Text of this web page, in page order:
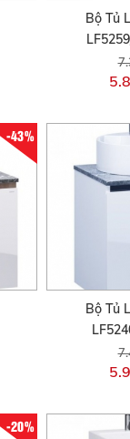
Bộ Tủ
-43%
Bộ Tủ
-20%